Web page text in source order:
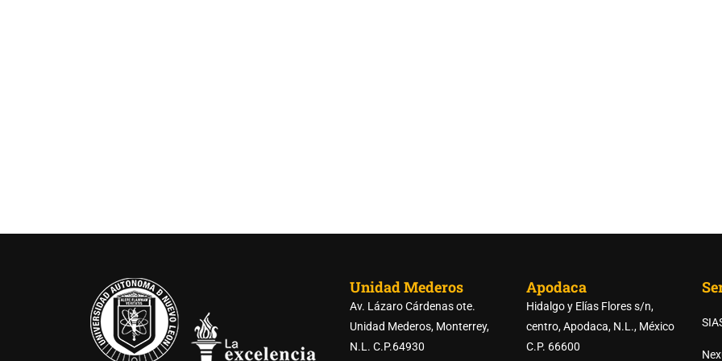
Unidad Mederos
Av. Lázaro Cárdenas ote.
Unidad Mederos, Monterrey,
N.L. C.P.64930
Apodaca
Hidalgo y Elías Flores s/n,
centro, Apodaca, N.L., México
C.P. 66600